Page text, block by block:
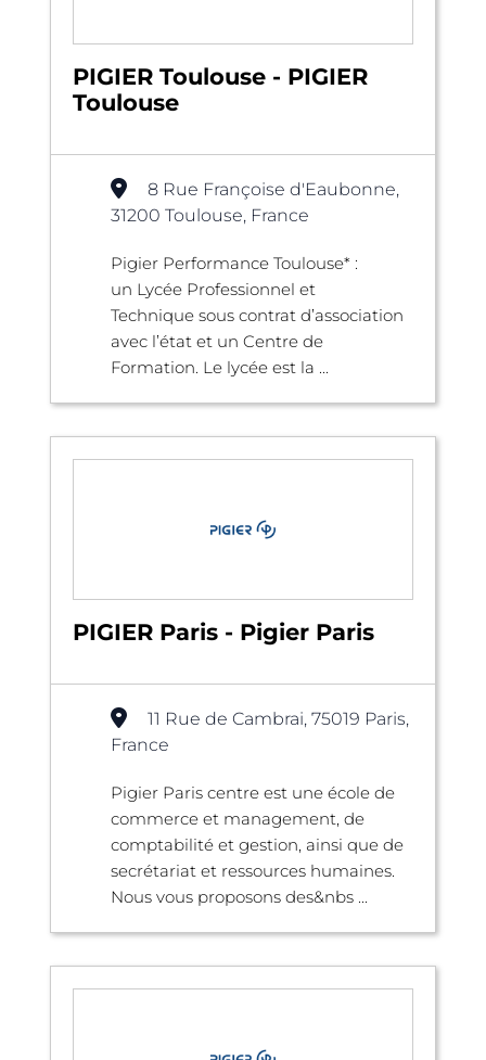
PIGIER Toulouse - PIGIER
Toulouse
8 Rue Françoise d'Eaubonne,
31200 Toulouse, France
Pigier Performance Toulouse* :
un Lycée Professionnel et
Technique sous contrat d’association
avec l’état et un Centre de
Formation. Le lycée est la ...
PIGIER Paris - Pigier Paris
11 Rue de Cambrai, 75019 Paris,
France
Pigier Paris centre est une école de
commerce et management, de
comptabilité et gestion, ainsi que de
secrétariat et ressources humaines.
Nous vous proposons des&nbs ...